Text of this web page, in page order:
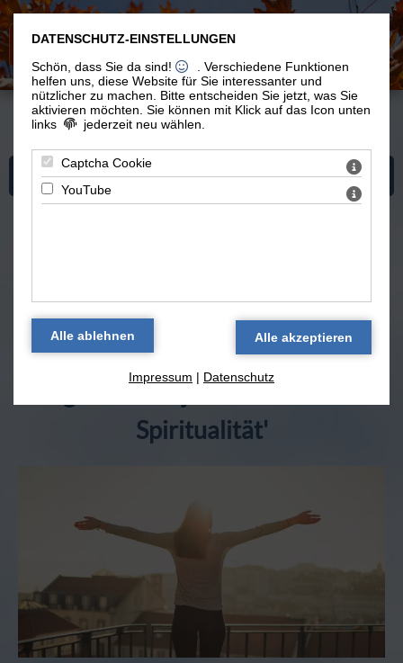
Du bist hier:Spiritualität>Blog 'Hier und jetzt und mit allen'
Mehr zum Thema "Spiritualität"
Sehen lernen (14.02.2019)
Blog 'Hier und jetzt und mit allen:
Spiritualität'
DATENSCHUTZ-EINSTELLUNGEN
Schön, dass Sie da sind!
. Verschiedene Funktionen
helfen uns, diese Website für Sie interessanter und
nützlicher zu machen.
Bitte entscheiden Sie jetzt, was Sie
aktivieren möchten. Sie können mit Klick auf das Icon unten
links
jederzeit neu wählen.
Captcha Cookie
YouTube
Impressum | Datenschutz